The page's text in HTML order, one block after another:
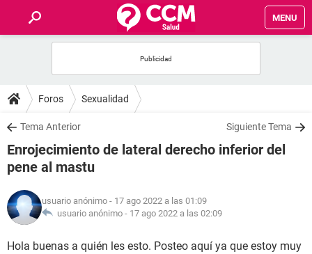
MENU
FOROS
SALUD
FAMILIA
NUTRICIÓN
Foros Sexualidad
Tema Anterior Siguiente Tema
Enrojecimiento de lateral derecho inferior del
pene al mastu
usuario anónimo - 17 ago 2022 a las 01:09
usuario anónimo - 17 ago 2022 a las 02:09
Hola buenas a quién les esto. Posteo aquí ya que estoy muy